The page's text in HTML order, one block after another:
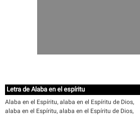
Letra de Alaba en el espíritu
Alaba en el Espíritu, alaba en el Espíritu de Dios,
alaba en el Espíritu, alaba en el Espíritu de Dios,